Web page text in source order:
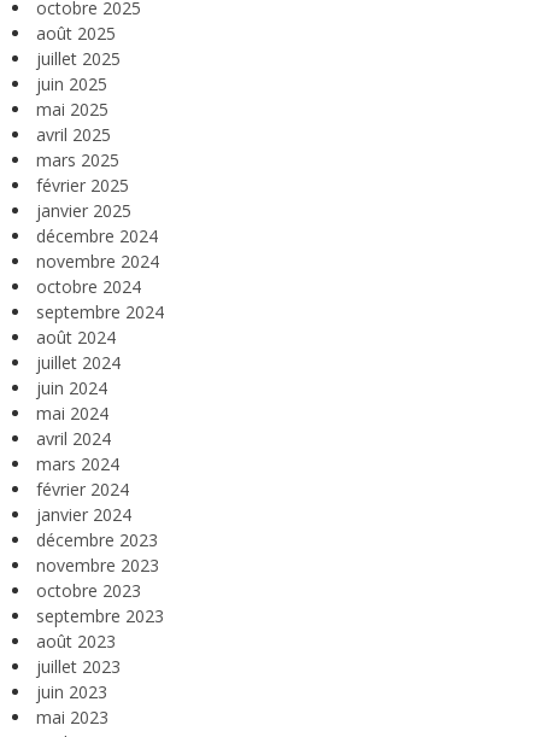
octobre 2025
août 2025
juillet 2025
juin 2025
mai 2025
avril 2025
mars 2025
février 2025
janvier 2025
décembre 2024
novembre 2024
octobre 2024
septembre 2024
août 2024
juillet 2024
juin 2024
mai 2024
avril 2024
mars 2024
février 2024
janvier 2024
décembre 2023
novembre 2023
octobre 2023
septembre 2023
août 2023
juillet 2023
juin 2023
mai 2023